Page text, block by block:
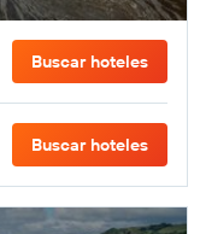
Buscar hoteles
Buscar hoteles